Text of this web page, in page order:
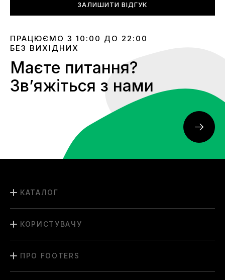
ЗАЛИШИТИ ВІДГУК
ПРАЦЮЄМО З 10:00 ДО 22:00
БЕЗ ВИХІДНИХ
Маєте питання?
Звʼяжіться з нами
КАТАЛОГ
КОРИСТУВАЧУ
ПРО FOOTERS